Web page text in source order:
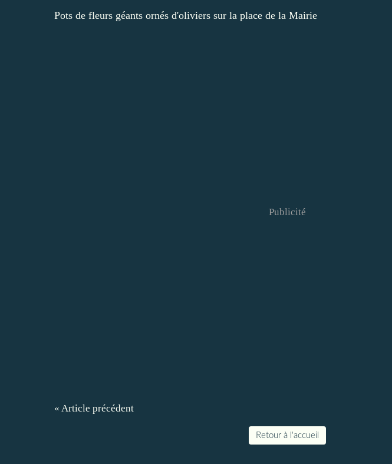
Pots de fleurs géants ornés d'oliviers sur la place de la Mairie
Publicité
« Article précédent
Retour à l'accueil